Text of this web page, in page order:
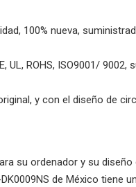
100% nueva,
ROHS, ISO9001/ 9002,
y con el diseño de
su ordenador y su
de México tiene